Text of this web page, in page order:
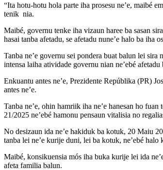
“Ita hotu-hotu hola parte iha prosesu ne’e, maibé
tenik nia.
Maibé, governu tenke iha vizaun haree ba sasan
hasai tanba afetadu, se afetadu nune’e halo ba iha
Tanba ne’e governu sei pondera buat balun lei sira
intensa laiha atividade governu nian ne’ebé
Enkuantu antes ne’e, Prezidente Repúblika (PR)
antes ne’e.
Tanba ne’e, ohin hamriik iha ne’e hanesan ho
21/2025 ne’ebé hamonu pensaun vitalisia no
No desizaun ida ne’e hakiduk ba kotuk, 20 Maiu
tanba lei ne’e kurije duni, lei ba kotuk, ne’ebé
Maibé, konsikuensia mós iha buka kurije lei ida
afeta familia balun.